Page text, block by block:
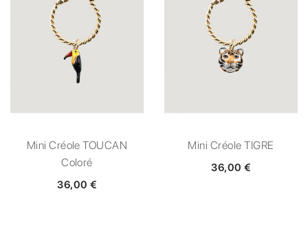
Mini Créole TOUCAN
Coloré
36,00 €
Mini Créole TIGRE
36,00 €